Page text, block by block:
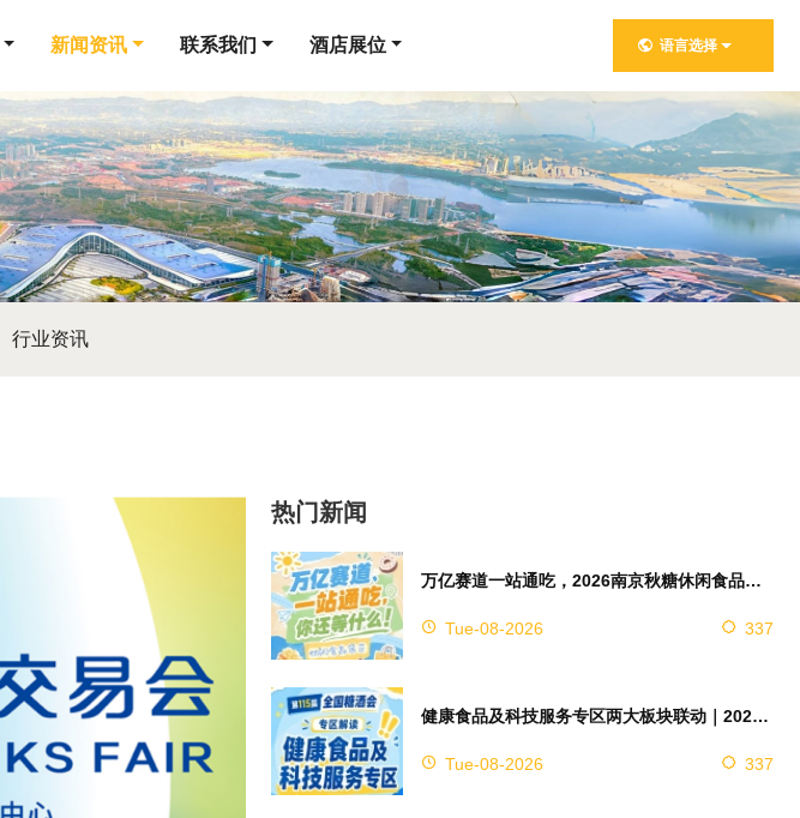
新闻资讯 联系我们 酒店展位 语言选择
行业资讯
热门新闻
万亿赛道一站通吃，2026南京秋糖休闲食品展区4万㎡超大展馆等你来占位
Tue-08-2026 337
健康食品及科技服务专区两大板块联动｜2026南京秋糖实现双向赋能助力企业对接技术资源
Tue-08-2026 337